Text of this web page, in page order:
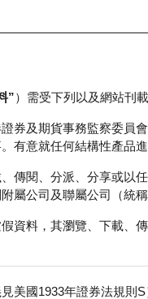
正股資料及市場統計 瑞
”）需受下列以及網站刊
券及期貨事務監察委員
有意就任何結構性產品
傳閱、分派、分享或以
屬公司及聯屬公司（統稱
資料，其瀏覽、下載、
美國1933年證券法規則